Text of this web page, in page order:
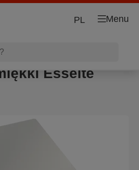
Menu
PL
Esselte